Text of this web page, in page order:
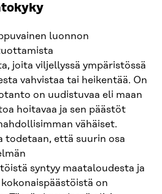
luonnon
joita viljellyssä ympäristössä
vahvistaa tai heikentää. On
on uudistuvaa eli maan
hoitavaa ja sen päästöt
vähäiset.
todetaan, että suurin osa
syntyy maataloudesta ja
on